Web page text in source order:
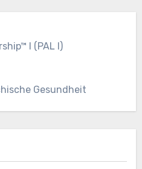
I (PAL I)
Gesundheit